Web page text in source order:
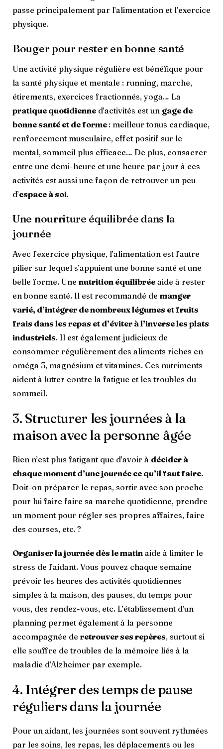
passe principalement par l’alimentation et l’exercice
physique.
Bouger pour rester en bonne santé
Une activité physique régulière est bénéfique pour
la santé physique et mentale : running, marche,
étirements, exercices fractionnés, yoga… La
pratique quotidienne d’activités est un gage de
bonne santé et de forme : meilleur tonus cardiaque,
renforcement musculaire, effet positif sur le
mental, sommeil plus efficace… De plus, consacrer
entre une demi-heure et une heure par jour à ces
activités est aussi une façon de retrouver un peu
d’espace à soi.
Une nourriture équilibrée dans la
journée
Avec l’exercice physique, l’alimentation est l’autre
pilier sur lequel s’appuient une bonne santé et une
belle forme. Une nutrition équilibrée aide à rester
en bonne santé. Il est recommandé de manger
varié, d’intégrer de nombreux légumes et fruits
frais dans les repas et d’éviter à l’inverse les plats
industriels. Il est également judicieux de
consommer régulièrement des aliments riches en
oméga 3, magnésium et vitamines. Ces nutriments
aident à lutter contre la fatigue et les troubles du
sommeil.
3. Structurer les journées à la
maison avec la personne âgée
Rien n’est plus fatigant que d’avoir à décider à
chaque moment d’une journée ce qu’il faut faire.
Doit-on préparer le repas, sortir avec son proche
pour lui faire faire sa marche quotidienne, prendre
un moment pour régler ses propres affaires, faire
des courses, etc. ?
Organiser la journée dès le matin aide à limiter le
stress de l’aidant. Vous pouvez chaque semaine
prévoir les heures des activités quotidiennes
simples à la maison, des pauses, du temps pour
vous, des rendez-vous, etc. L’établissement d’un
planning permet également à la personne
accompagnée de retrouver ses repères, surtout si
elle souffre de troubles de la mémoire liés à la
maladie d’Alzheimer par exemple.
4. Intégrer des temps de pause
réguliers dans la journée
Pour un aidant, les journées sont souvent rythmées
par les soins, les repas, les déplacements ou les